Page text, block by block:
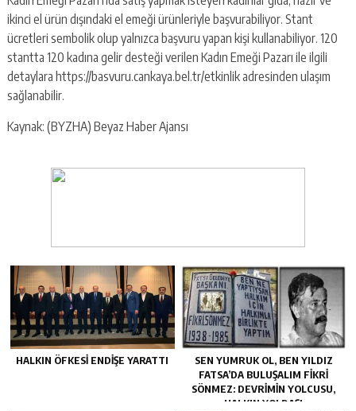
ikinci el ürün dışındaki el emeği ürünleriyle başvurabiliyor. Stant
ücretleri sembolik olup yalnızca başvuru yapan kişi kullanabiliyor. 120
stantta 120 kadına gelir desteği verilen Kadın Emeği Pazarı ile ilgili
detaylara https://basvuru.cankaya.bel.tr/etkinlik adresinden ulaşım
sağlanabilir.
Kaynak: (BYZHA) Beyaz Haber Ajansı
HALKIN ÖFKESI ENDIŞE YARATTI
SEN YUMRUK OL, BEN YILDIZ
FATSA’DA BULUŞALIM FIKRI
SÖNMEZ: DEVRIMIN YOLCUSU,
HALKIN YOLDAŞI